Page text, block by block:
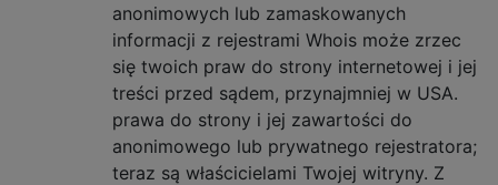
anonimowych lub zamaskowanych
informacji z rejestrami Whois może zrzec
się twoich praw do strony internetowej i jej
treści przed sądem, przynajmniej w USA.
prawa do strony i jej zawartości do
anonimowego lub prywatnego rejestratora;
teraz są właścicielami Twojej witryny. Z